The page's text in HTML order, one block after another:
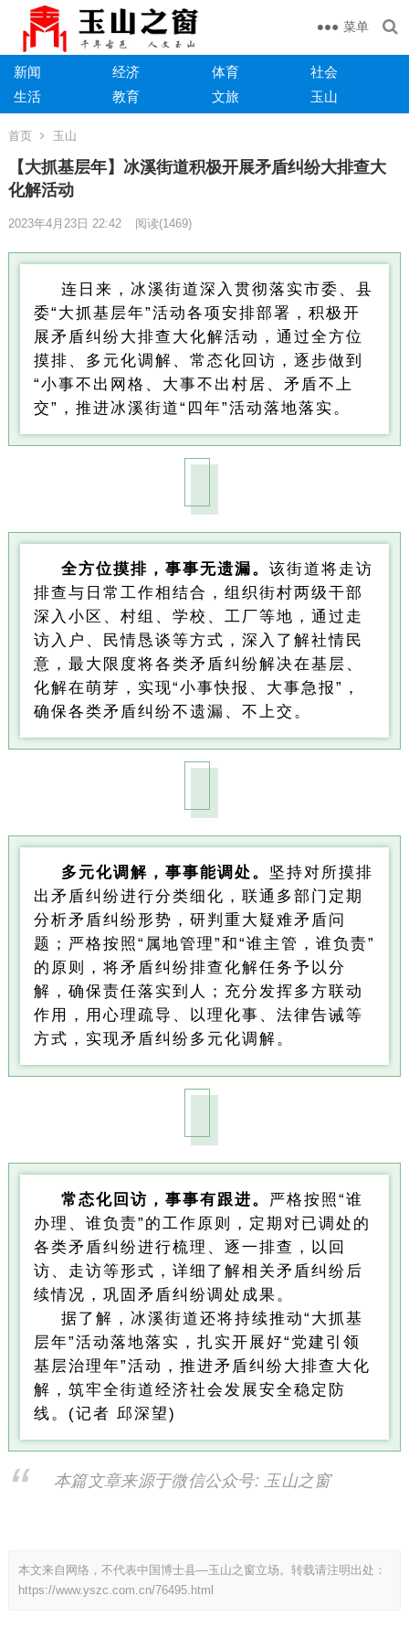
菜单
新闻 经济 体育
社会
生活
教育 文旅 玉山
首页 玉山
【大抓基层年】冰溪街道积极开展矛盾纠纷大排查大
化解活动
2023年4月23日 22:42 阅读(1469)
连日来，冰溪街道深入贯彻落实市委、县
委“大抓基层年”活动各项安排部署，积极开
展矛盾纠纷大排查大化解活动，通过全方位
摸排、多元化调解、常态化回访，逐步做到
“小事不出网格、大事不出村居、矛盾不上
交”，推进冰溪街道“四年”活动落地落实。
全方位摸排，事事无遗漏。 该街道将走访
排查与日常工作相结合，组织街村两级干部
深入小区、村组、学校、工厂等地，通过走
访入户、民情恳谈等方式，深入了解社情民
意，最大限度将各类矛盾纠纷解决在基层、
化解在萌芽，实现“小事快报、大事急报”，
确保各类矛盾纠纷不遗漏、不上交。
多元化调解，事事能调处。 坚持对所摸排
出矛盾纠纷进行分类细化，联通多部门定期
分析矛盾纠纷形势，研判重大疑难矛盾问
题；严格按照“属地管理”和“谁主管，谁负责”
的原则，将矛盾纠纷排查化解任务予以分
解，确保责任落实到人；充分发挥多方联动
作用，用心理疏导、以理化事、法律告诫等
方式，实现矛盾纠纷多元化调解。
常态化回访，事事有跟进。 严格按照“谁
办理、谁负责”的工作原则，定期对已调处的
各类矛盾纠纷进行梳理、逐一排查，以回
访、走访等形式，详细了解相关矛盾纠纷后
续情况，巩固矛盾纠纷调处成果。
据了解，冰溪街道还将持续推动“大抓基
层年”活动落地落实，扎实开展好“党建引领
基层治理年”活动，推进矛盾纠纷大排查大化
解，筑牢全街道经济社会发展安全稳定防
线。(记者 邱深望)
本篇文章来源于微信公众号: 玉山之窗
本文来自网络，不代表中国博士县—玉山之窗立场。转载请注明出处：
https://www.yszc.com.cn/76495.html